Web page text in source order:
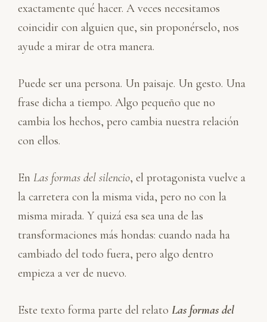
exactamente qué hacer. A veces necesitamos
coincidir con alguien que, sin proponérselo, nos
ayude a mirar de otra manera.
Puede ser una persona. Un paisaje. Un gesto. Una
frase dicha a tiempo. Algo pequeño que no
cambia los hechos, pero cambia nuestra relación
con ellos.
En Las formas del silencio, el protagonista vuelve a
la carretera con la misma vida, pero no con la
misma mirada. Y quizá esa sea una de las
transformaciones más hondas: cuando nada ha
cambiado del todo fuera, pero algo dentro
empieza a ver de nuevo.
Este texto forma parte del relato Las formas del